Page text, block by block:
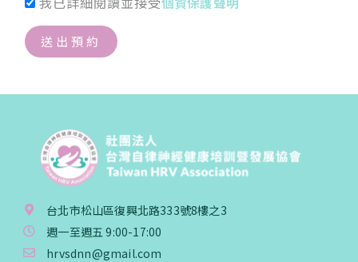
送出預約
台北市松山區復興北路333號8樓之3
週一至週五 9:00-17:00
hrvsdnn@gmail.com